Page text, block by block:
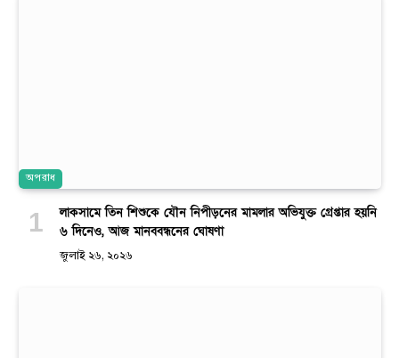
অপরাধ
লাকসামে তিন শিশুকে যৌন নিপীড়নের মামলার অভিযুক্ত গ্রেপ্তার হয়নি
৬ দিনেও, আজ মানববন্ধনের ঘোষণা
জুলাই ২৬, ২০২৬